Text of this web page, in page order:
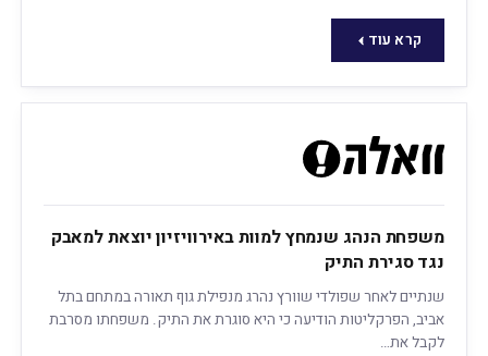
קרא עוד
משפחת הנהג שנמחץ למוות באירוויזיון יוצאת למאבק
נגד סגירת התיק
שנתיים לאחר שפולדי שוורץ נהרג מנפילת גוף תאורה במתחם בתל
אביב, הפרקליטות הודיעה כי היא סוגרת את התיק. משפחתו מסרבת
לקבל את…